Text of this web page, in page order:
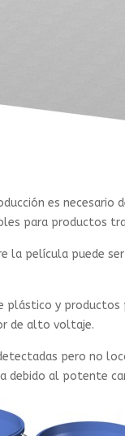
es
para productos
la película puede
plástico y
de alto voltaje.
pero no
debido al potente